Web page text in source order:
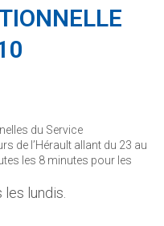
du Service
de l’Hérault allant du 23 au
les 8 minutes pour les
lundis.